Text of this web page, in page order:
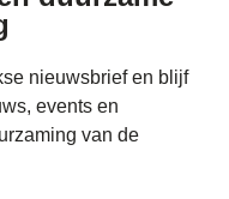
nieuwsbrief en blijf
events en
van de